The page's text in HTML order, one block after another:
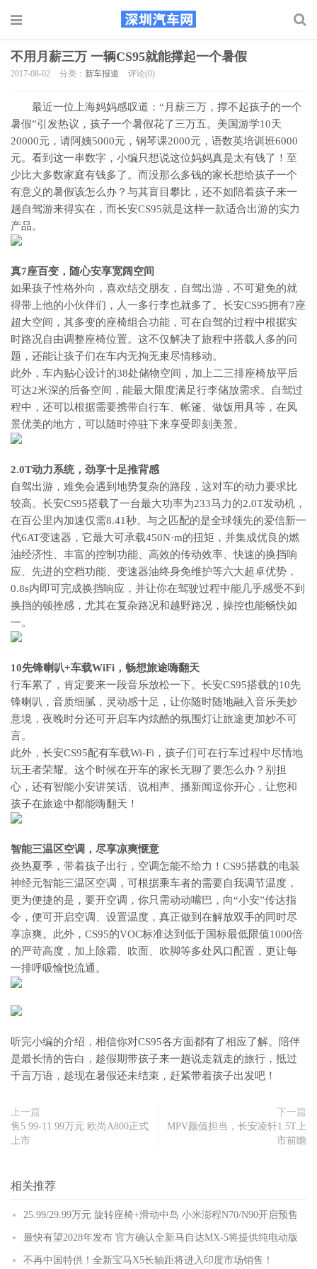
不用月薪三万 一辆CS95就能撑起一个暑假
2017-08-02 分类： 新车报道 评论(0)
最近一位上海妈妈感叹道：“月薪三万，撑不起孩子的一个
暑假”引发热议，孩子一个暑假花了三万五。美国游学10天
20000元，请阿姨5000元，钢琴课2000元，语数英培训班6000
元。看到这一串数字，小编只想说这位妈妈真是太有钱了！至
少比大多数家庭有钱多了。而没那么多钱的家长想给孩子一个
有意义的暑假该怎么办？与其盲目攀比，还不如陪着孩子来一
趟自驾游来得实在，而长安CS95就是这样一款适合出游的实力
产品。
真7座百变，随心安享宽阔空间
如果孩子性格外向，喜欢结交朋友，自驾出游，不可避免的就
得带上他的小伙伴们，人一多行李也就多了。长安CS95拥有7座
超大空间，其多变的座椅组合功能，可在自驾的过程中根据实
时路况自由调整座椅位置。这不仅解决了旅程中搭载人多的问
题，还能让孩子们在车内无拘无束尽情移动。
此外，车内贴心设计的38处储物空间，加上二三排座椅放平后
可达2米深的后备空间，能最大限度满足行李储放需求。自驾过
程中，还可以根据需要携带自行车、帐篷、做饭用具等，在风
景优美的地方，可以随时停驻下来享受即刻美景。
2.0T动力系统，劲享十足推背感
自驾出游，难免会遇到地势复杂的路段，这对车的动力要求比
较高。长安CS95搭载了一台最大功率为233马力的2.0T发动机，
在百公里内加速仅需8.41秒。与之匹配的是全球领先的爱信新一
代6AT变速器，它最大可承载450N·m的扭矩，并集成优良的燃
油经济性、丰富的控制功能、高效的传动效率、快速的换挡响
应、先进的空档功能、变速器油终身免维护等六大超卓优势，
0.8s内即可完成换挡响应，并让你在驾驶过程中能几乎感受不到
换挡的顿挫感，尤其在复杂路况和越野路况，操控也能畅快如
一。
10先锋喇叭+车载WiFi，畅想旅途嗨翻天
行车累了，肯定要来一段音乐放松一下。长安CS95搭载的10先
锋喇叭，音质细腻，灵动感十足，让你随时随地融入音乐美妙
意境，夜晚时分还可开启车内炫酷的氛围灯让旅途更加妙不可
言。
此外，长安CS95配有车载Wi-Fi，孩子们可在行车过程中尽情地
玩王者荣耀。这个时候在开车的家长无聊了要怎么办？别担
心，还有智能小安讲笑话、说相声、播新闻逗你开心，让您和
孩子在旅途中都能嗨翻天！
智能三温区空调，尽享凉爽惬意
炎热夏季，带着孩子出行，空调怎能不给力！CS95搭载的电装
神经元智能三温区空调，可根据乘车者的需要自我调节温度，
更为便捷的是，要开空调，你只需动动嘴巴，向“小安”传达指
令，便可开启空调、设置温度，真正做到在解放双手的同时尽
享凉爽。此外，CS95的VOC标准达到低于国标最低限值1000倍
的严苛高度，加上除霜、吹面、吹脚等多处风口配置，更让每
一排呼吸愉悦流通。
听完小编的介绍，相信你对CS95各方面都有了相应了解。陪伴
是最长情的告白，趁假期带孩子来一趟说走就走的旅行，抵过
千言万语，趁现在暑假还未结束，赶紧带着孩子出发吧！
上一篇
售5.99-11.99万元 欧尚A800正式
上市
下一篇
MPV颜值担当，长安凌轩1.5T上
市前瞻
相关推荐
25.99/29.99万元 旋转座椅+滑动中岛 小米澎程N70/N90开启预售
最快有望2028年发布 官方确认全新马自达MX-5将提供纯电动版
不再中国特供！全新宝马X5长轴距将进入印度市场销售！